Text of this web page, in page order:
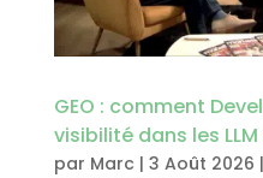
GEO : comment
visibilité dans les
par Marc | 3 Août 2026 |